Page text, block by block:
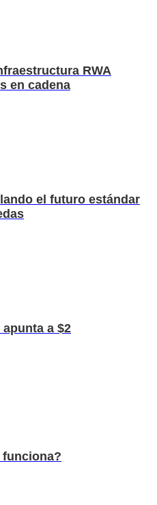
RWA
en cadena
el futuro estándar
a $2
funciona?